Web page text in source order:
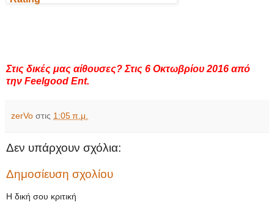
Στις δικές μας αίθουσες? Στις 6 Οκτωβρίου 2016 από
την Feelgood Ent.
zerVo στις 1:05 π.μ.
Δεν υπάρχουν σχόλια:
Δημοσίευση σχολίου
Η δική σου κριτική